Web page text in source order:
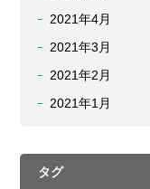
2021年4月
2021年3月
2021年2月
2021年1月
タグ